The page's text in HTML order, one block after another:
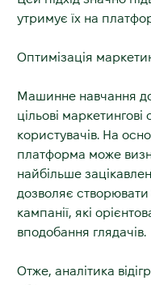
утримує їх на
Оптимізація
Машинне навчання
цільові маркетингові
користувачів. На
платформа може
найбільше
дозволяє створювати
кампанії, які
вподобання глядачів.
Отже, аналітика